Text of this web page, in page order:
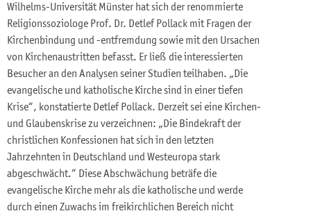
Wilhelms-Universität Münster hat sich der renommierte
Religionssoziologe Prof. Dr. Detlef Pollack mit Fragen der
Kirchenbindung und -entfremdung sowie mit den Ursachen
von Kirchenaustritten befasst. Er ließ die interessierten
Besucher an den Analysen seiner Studien teilhaben. „Die
evangelische und katholische Kirche sind in einer tiefen
Krise“, konstatierte Detlef Pollack. Derzeit sei eine Kirchen-
und Glaubenskrise zu verzeichnen: „Die Bindekraft der
christlichen Konfessionen hat sich in den letzten
Jahrzehnten in Deutschland und Westeuropa stark
abgeschwächt.“ Diese Abschwächung beträfe die
evangelische Kirche mehr als die katholische und werde
durch einen Zuwachs im freikirchlichen Bereich nicht